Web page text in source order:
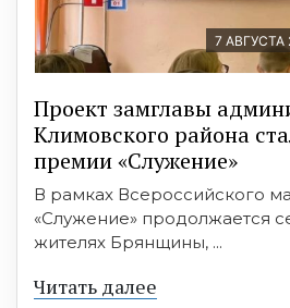
7 АВГУСТА
Проект замглавы
Климовского района
премии «Служение»
В рамках Всероссийского
«Служение» продолжается
жителях Брянщины, ...
Читать далее